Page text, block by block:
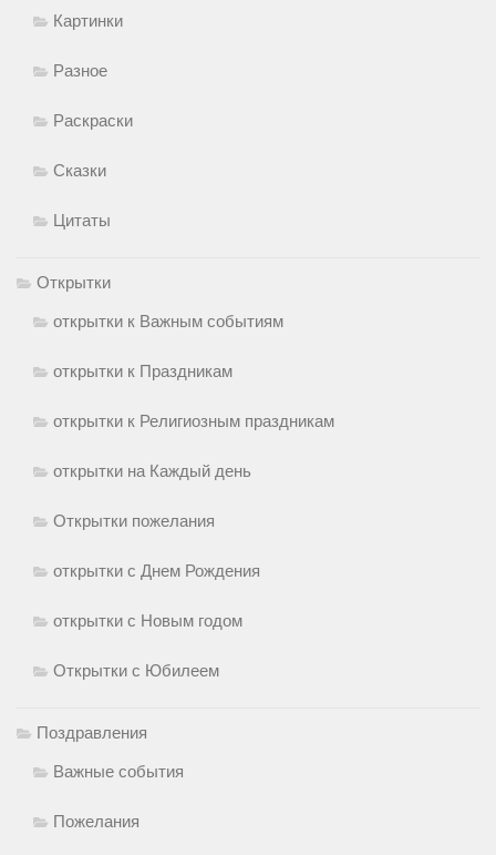
Картинки
Разное
Раскраски
Сказки
Цитаты
Открытки
открытки к Важным событиям
открытки к Праздникам
открытки к Религиозным праздникам
открытки на Каждый день
Открытки пожелания
открытки с Днем Рождения
открытки с Новым годом
Открытки с Юбилеем
Поздравления
Важные события
Пожелания